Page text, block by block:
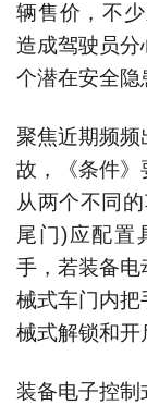
辆售价，不
造成驾驶员分
个潜在安全隐
聚焦近期频
故，《条件
从两个不同
尾门)应配置
手，若装备
械式车门内
械式解锁和开
装备电子控制